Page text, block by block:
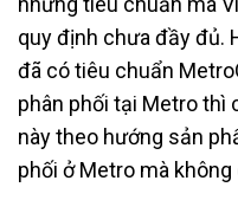
quy định chưa đầy đủ.
đã có tiêu chuẩn
phân phối tại Metro thì
này theo hướng sản
phối ở Metro mà